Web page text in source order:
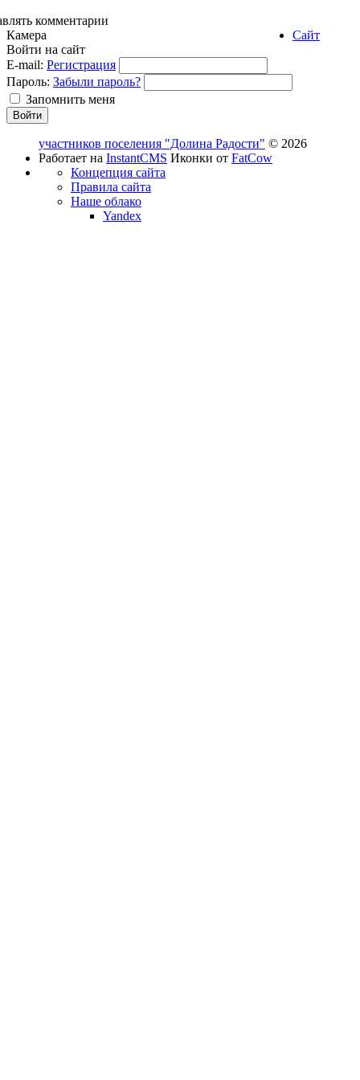
комментарии
Камера
Войти на сайт
E-mail: Регистрация
Пароль: Забыли пароль?
Запомнить меня
Сайт
участников поселения "Долина Радости" © 2026
Работает на InstantCMS Иконки от FatCow
Концепция сайта
Правила сайта
Наше облако
Yandex